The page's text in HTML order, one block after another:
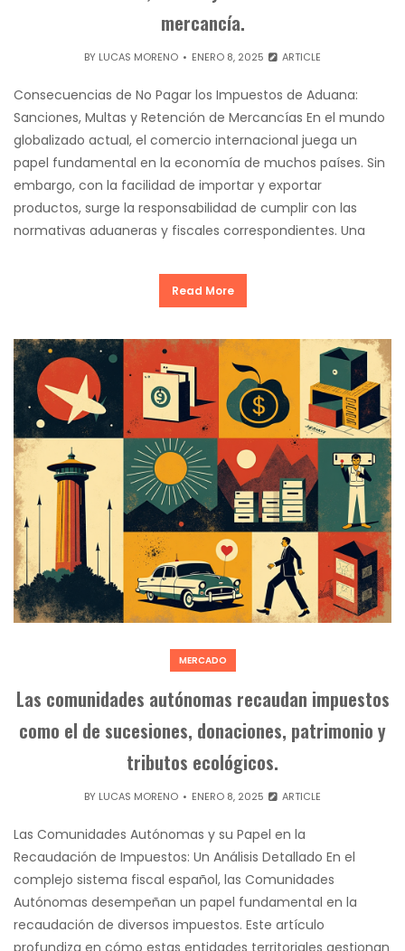
mercancía.
BY LUCAS MORENO ENERO 8, 2025 ARTICLE
Consecuencias de No Pagar los Impuestos de Aduana:
Sanciones, Multas y Retención de Mercancías En el mundo
globalizado actual, el comercio internacional juega un
papel fundamental en la economía de muchos países. Sin
embargo, con la facilidad de importar y exportar
productos, surge la responsabilidad de cumplir con las
normativas aduaneras y fiscales correspondientes. Una
Read More
MERCADO
Las comunidades autónomas recaudan impuestos
como el de sucesiones, donaciones, patrimonio y
tributos ecológicos.
BY LUCAS MORENO ENERO 8, 2025 ARTICLE
Las Comunidades Autónomas y su Papel en la
Recaudación de Impuestos: Un Análisis Detallado En el
complejo sistema fiscal español, las Comunidades
Autónomas desempeñan un papel fundamental en la
recaudación de diversos impuestos. Este artículo
profundiza en cómo estas entidades territoriales gestionan